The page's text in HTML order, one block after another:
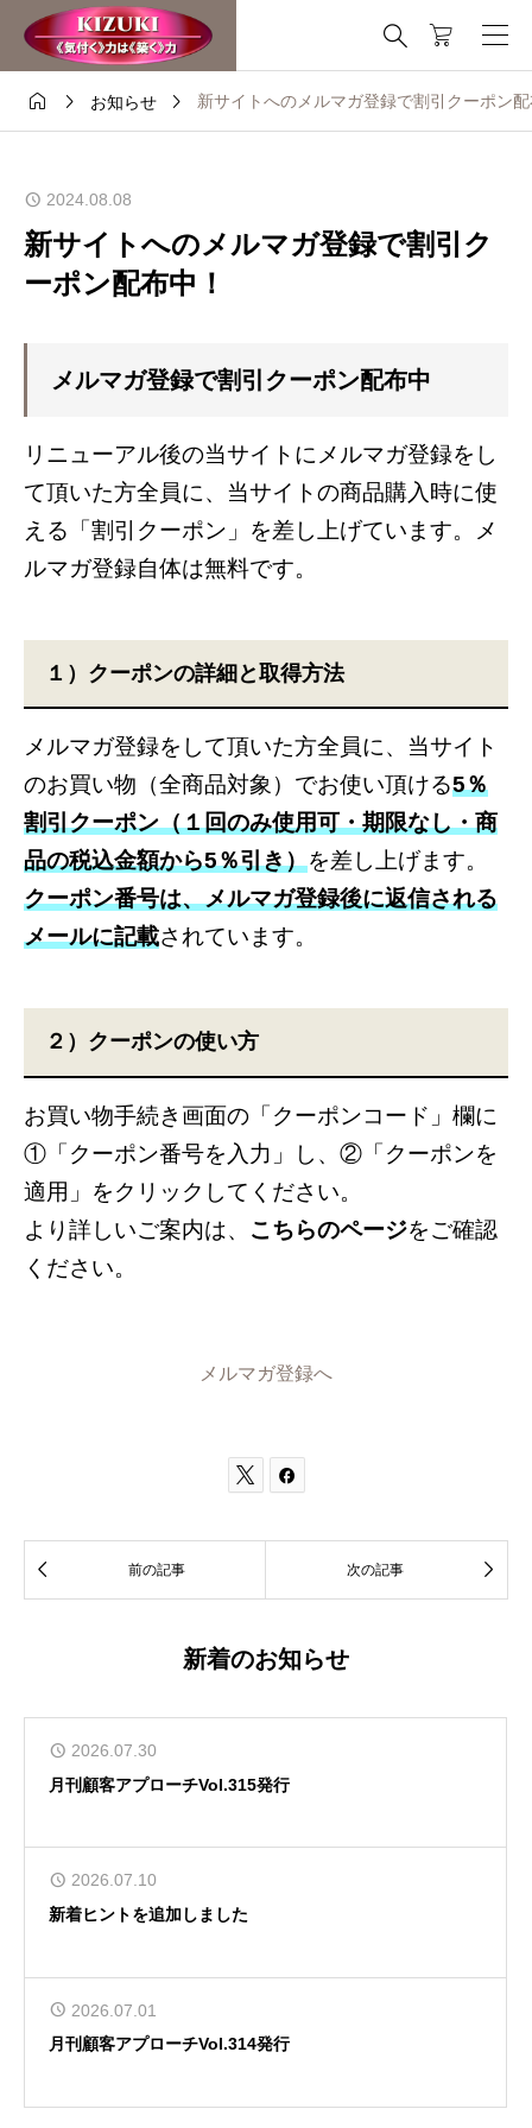

  お知らせ  新サイトへのメルマガ登録で割引クーポン
2024.08.08
新サイトへのメルマガ登録で割引ク
ーポン配布中！
メルマガ登録で割引クーポン配布中
リニューアル後の当サイトにメルマガ登録をし
て頂いた方全員に、当サイトの商品購入時に使
える「割引クーポン」を差し上げています。メ
ルマガ登録自体は無料です。
１）クーポンの詳細と取得方法
メルマガ登録をして頂いた方全員に、当サイト
のお買い物（全商品対象）でお使い頂ける5％
割引クーポン（１回のみ使用可・期限なし・商
品の税込金額から5％引き）を差し上げます。
クーポン番号は、メルマガ登録後に返信される
メールに記載されています。
２）クーポンの使い方
お買い物手続き画面の「クーポンコード」欄に
①「クーポン番号を入力」し、②「クーポンを
適用」をクリックしてください。
より詳しいご案内は、 こちらのページをご確認
ください。
メルマガ登録へ
 
 前の記事 次の記事 
新着のお知らせ
2026.07.30
月刊顧客アプローチVol.315発行
2026.07.10
新着ヒントを追加しました
2026.07.01
月刊顧客アプローチVol.314発行
これはデモストアです — 注文は出来ません。 非表示